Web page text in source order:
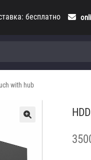
бесплатно
with hub